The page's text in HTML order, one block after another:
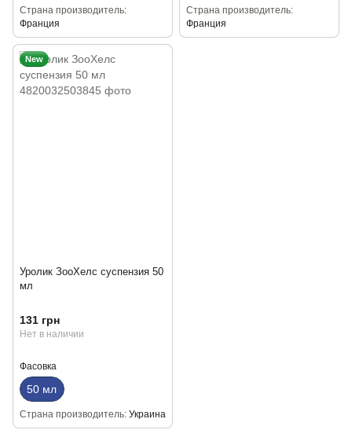
Страна производитель
Франция
Страна производитель
Франция
New
Уролик ЗооХелс суспензия 50
мл
131 грн
Нет в наличии
Фасовка
50 мл
Страна производитель Украина